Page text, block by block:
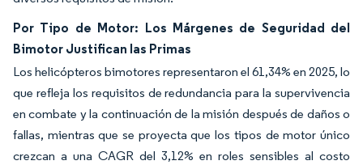
Por Tipo de Motor: Los Márgenes de Seguridad del
Bimotor Justifican las Primas
Los helicópteros bimotores representaron el 61,34% en 2025, lo
que refleja los requisitos de redundancia para la supervivencia
en combate y la continuación de la misión después de daños o
fallas, mientras que se proyecta que los tipos de motor único
crezcan a una CAGR del 3,12% en roles sensibles al costo